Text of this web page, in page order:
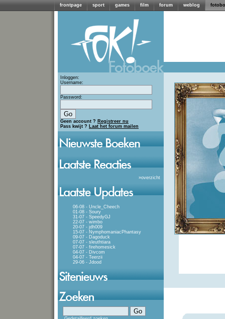
frontpage sport games film forum weblog
Inloggen:
Username:
Password:
Geen account ? Registreer nu
Pass kwijt ? Laat het forum mailen
»overzicht
06-08 - Uncle_Cheech
01-08 - Soury
31-07 - SpeedyGJ
22-07 - wimbo
20-07 - jdh009
15-07 - NymphomaniacPhantasy
09-07 - Dagoduck
07-07 - sleuthtiara
07-07 - firehomesick
04-07 - Divcom
04-07 - Teerzii
29-06 - Jdood